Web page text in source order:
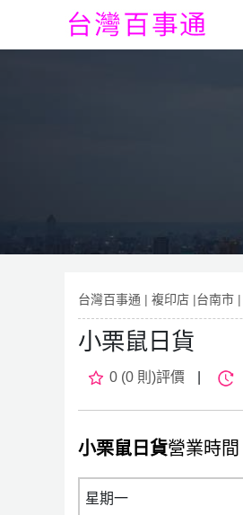
台灣百事通 | 複印店 |台南市 |
小栗鼠日貨
0 (0 則)評價
小栗鼠日貨營業時間
星期一